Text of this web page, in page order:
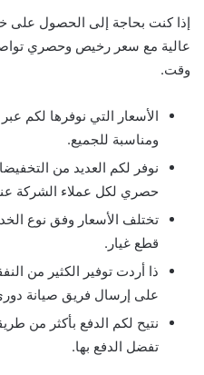
إذا كنت بحاجة إلى الحصول على
عالية مع سعر رخيص وحصري
وقت.
الأسعار التي نوفرها لكم
ومناسبة للجميع.
نوفر لكم العديد من
حصري لكل عملاء الشركة عند
تختلف الأسعار وفق نوع
قطع غيار.
ذا أردت توفير الكثير من
على إرسال فريق صيانة
نتيح لكم الدفع بأكثر من
تفضل الدفع بها.